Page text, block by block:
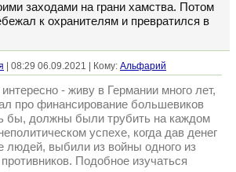
заходами на грани хамства. Потом
к охранителям и превратился в
| 08:29 06.09.2021 | Кому: Альфарий
- живу в Германии много лет,
про финансирование большевиков
бы, должны были трубить на каждом
успехе, когда дав денег
людей, выбили из войны одного из
Подобное изучаться